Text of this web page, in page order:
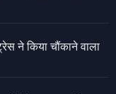
ने किया चौंकाने वाला